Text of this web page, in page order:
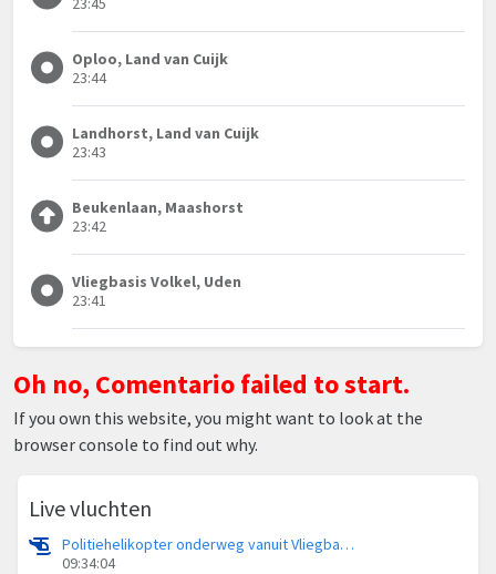
Oploo, Land van Cuijk
23:44
Landhorst, Land van Cuijk
23:43
Beukenlaan, Maashorst
23:42
Vliegbasis Volkel, Uden
23:41
Oh no, Comentario failed to start.
If you own this website, you might want to look at the
browser console to find out why.
Live vluchten
Politiehelikopter onderweg vanuit Vliegbasis Volkel
09:34:04